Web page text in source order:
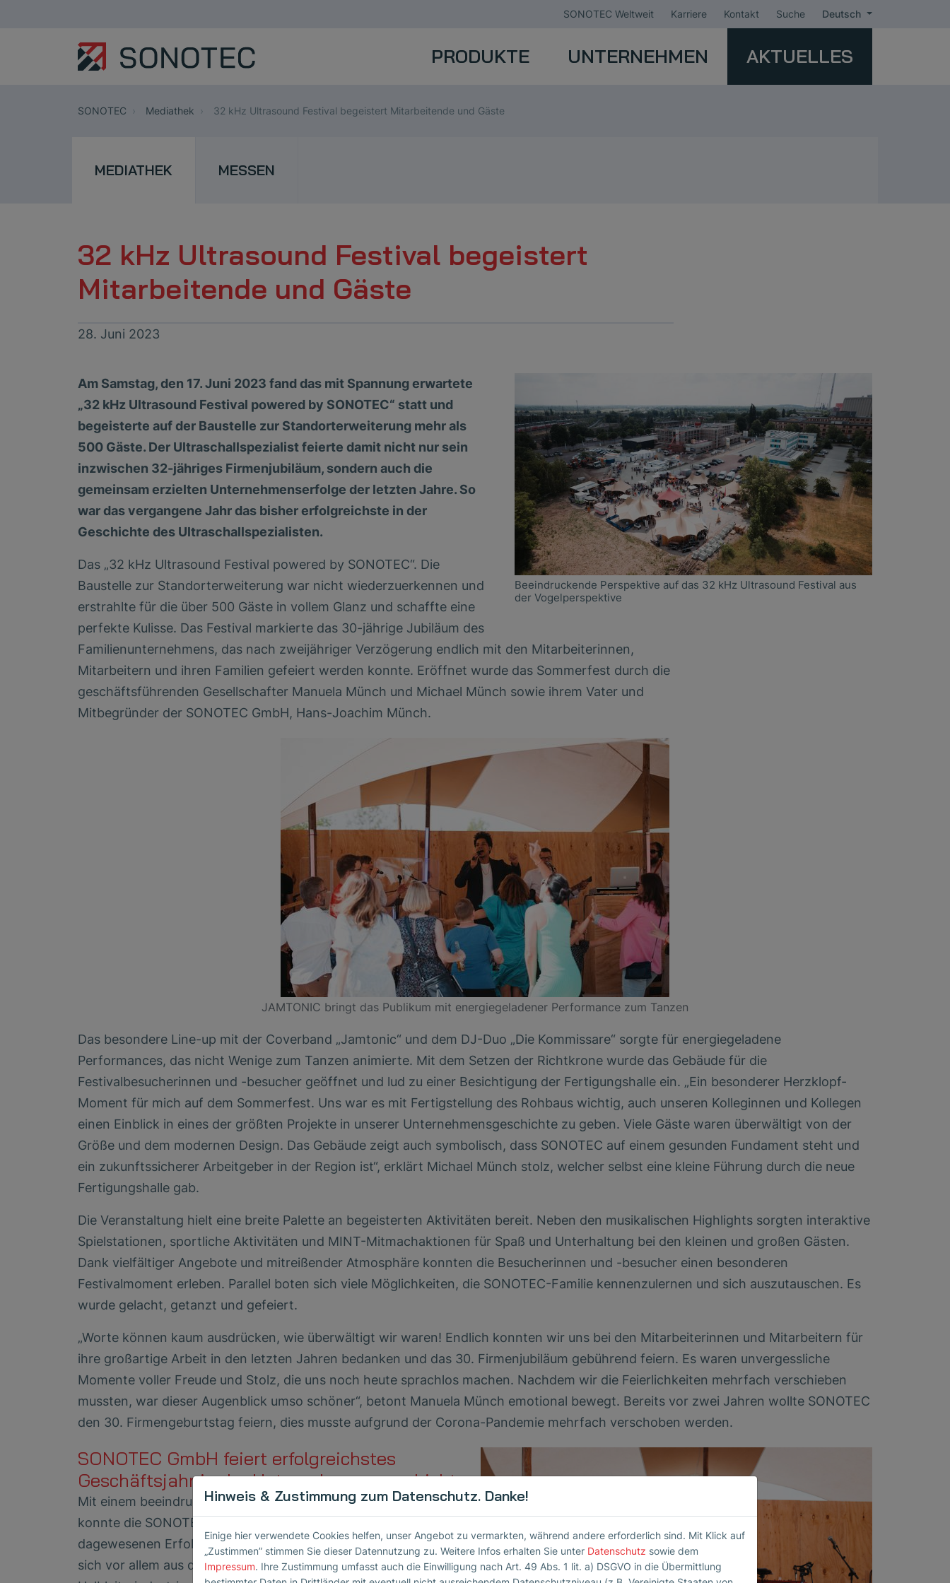
SONOTEC Weltweit Karriere Kontakt Suche Deutsch
PRODUKTE UNTERNEHMEN AKTUELLES
SONOTEC Mediathek 32 kHz Ultrasound Festival begeistert Mitarbeitende und Gäste
MEDIATHEK MESSEN
32 kHz Ultrasound Festival begeistert
Mitarbeitende und Gäste
28. Juni 2023
Beeindruckende Perspektive auf das 32 kHz Ultrasound Festival aus
der Vogelperspektive
Am Samstag, den 17. Juni 2023 fand das mit Spannung erwartete
„32 kHz Ultrasound Festival powered by SONOTEC“ statt und
begeisterte auf der Baustelle zur Standorterweiterung mehr als
500 Gäste. Der Ultraschallspezialist feierte damit nicht nur sein
inzwischen 32-jähriges Firmenjubiläum, sondern auch die
gemeinsam erzielten Unternehmenserfolge der letzten Jahre. So
war das vergangene Jahr das bisher erfolgreichste in der
Geschichte des Ultraschallspezialisten.
Das „32 kHz Ultrasound Festival powered by SONOTEC“. Die
Baustelle zur Standorterweiterung war nicht wiederzuerkennen und
erstrahlte für die über 500 Gäste in vollem Glanz und schaffte eine
perfekte Kulisse. Das Festival markierte das 30-jährige Jubiläum des
Familienunternehmens, das nach zweijähriger Verzögerung endlich mit den Mitarbeiterinnen,
Mitarbeitern und ihren Familien gefeiert werden konnte. Eröffnet wurde das Sommerfest durch die
geschäftsführenden Gesellschafter Manuela Münch und Michael Münch sowie ihrem Vater und
Mitbegründer der SONOTEC GmbH, Hans-Joachim Münch.
JAMTONIC bringt das Publikum mit energiegeladener Performance zum Tanzen
Das besondere Line-up mit der Coverband „Jamtonic“ und dem DJ-Duo „Die Kommissare“ sorgte für energiegeladene
Performances, das nicht Wenige zum Tanzen animierte. Mit dem Setzen der Richtkrone wurde das Gebäude für die
Festivalbesucherinnen und -besucher geöffnet und lud zu einer Besichtigung der Fertigungshalle ein. „Ein besonderer Herzklopf-
Moment für mich auf dem Sommerfest. Uns war es mit Fertigstellung des Rohbaus wichtig, auch unseren Kolleginnen und Kollegen
einen Einblick in eines der größten Projekte in unserer Unternehmensgeschichte zu geben. Viele Gäste waren überwältigt von der
Größe und dem modernen Design. Das Gebäude zeigt auch symbolisch, dass SONOTEC auf einem gesunden Fundament steht und
ein zukunftssicherer Arbeitgeber in der Region ist“, erklärt Michael Münch stolz, welcher selbst eine kleine Führung durch die neue
Fertigungshalle gab.
Die Veranstaltung hielt eine breite Palette an begeisterten Aktivitäten bereit. Neben den musikalischen Highlights sorgten interaktive
Spielstationen, sportliche Aktivitäten und MINT-Mitmachaktionen für Spaß und Unterhaltung bei den kleinen und großen Gästen.
Dank vielfältiger Angebote und mitreißender Atmosphäre konnten die Besucherinnen und -besucher einen besonderen
Festivalmoment erleben. Parallel boten sich viele Möglichkeiten, die SONOTEC-Familie kennenzulernen und sich auszutauschen. Es
wurde gelacht, getanzt und gefeiert.
„Worte können kaum ausdrücken, wie überwältigt wir waren! Endlich konnten wir uns bei den Mitarbeiterinnen und Mitarbeitern für
ihre großartige Arbeit in den letzten Jahren bedanken und das 30. Firmenjubiläum gebührend feiern. Es waren unvergessliche
Momente voller Freude und Stolz, die uns noch heute sprachlos machen. Nachdem wir die Feierlichkeiten mehrfach verschieben
mussten, war dieser Augenblick umso schöner“, betont Manuela Münch emotional bewegt. Bereits vor zwei Jahren wollte SONOTEC
den 30. Firmengeburtstag feiern, dies musste aufgrund der Corona-Pandemie mehrfach verschoben werden.
SONOTEC GmbH feiert erfolgreichstes
Geschäftsjahr in der Unternehmensgeschichte
Mit einem beeindruckenden Wachstum von mehr als 30 %
konnte die SONOTEC GmbH das Jahr 2022 mit einem noch nie
dagewesenen Erfolg abschließen. „Das Rekordergebnis erklärt
sich vor allem aus der erhöhten Nachfrage in den Märkten der
Hinweis & Zustimmung zum Datenschutz. Danke!
Einige hier verwendete Cookies helfen, unser Angebot zu vermarkten, während andere erforderlich sind. Mit Klick auf
„Zustimmen” stimmen Sie dieser Datennutzung zu. Weitere Infos erhalten Sie unter Datenschutz sowie dem
Impressum. Ihre Zustimmung umfasst auch die Einwilligung nach Art. 49 Abs. 1 lit. a) DSGVO in die Übermittlung